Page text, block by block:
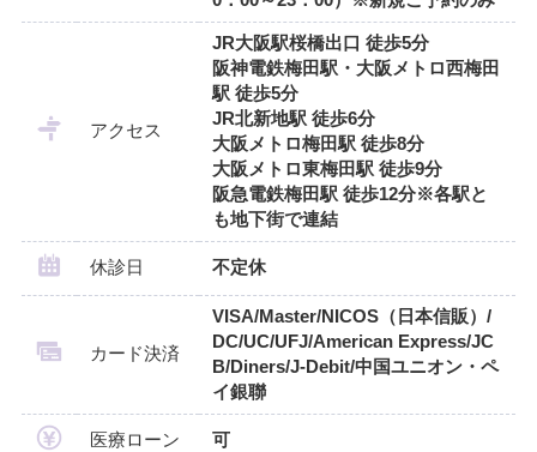
アクセス
JR大阪駅桜橋出口 徒歩5分
阪神電鉄梅田駅・大阪メトロ西梅田
駅 徒歩5分
JR北新地駅 徒歩6分
大阪メトロ梅田駅 徒歩8分
大阪メトロ東梅田駅 徒歩9分
阪急電鉄梅田駅 徒歩12分※各駅と
も地下街で連結
休診日 不定休
カード決済
VISA/Master/NICOS（日本信販）/
DC/UC/UFJ/American Express/JC
B/Diners/J-Debit/中国ユニオン・ペ
イ銀聯
医療ローン 可